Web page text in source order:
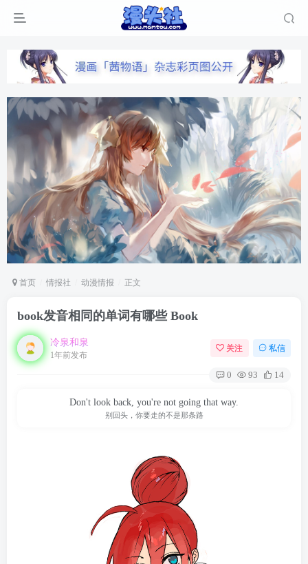
首页 情报社 动漫情报 正文
book发音相同的单词有哪些 Book
冷泉和泉
1年前发布
关注 私信
0 93 14
Don't look back, you're not going that way.
别回头，你要走的不是那条路